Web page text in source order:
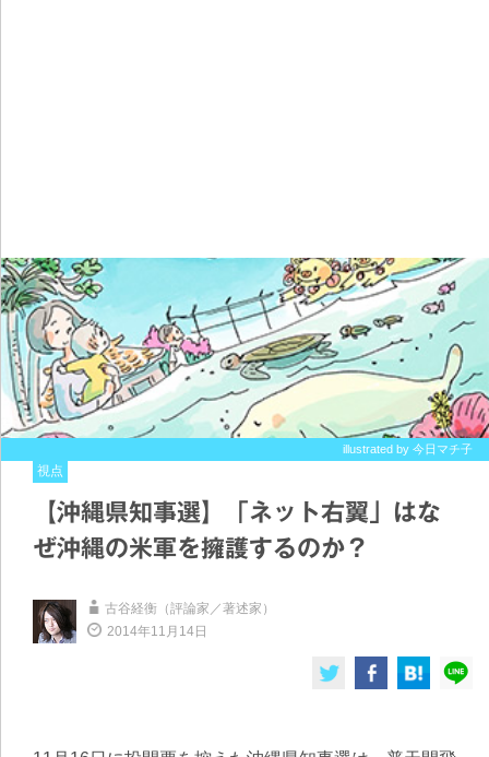
illustrated by 今日マチ子
視点
【沖縄県知事選】「ネット右翼」はな
ぜ沖縄の米軍を擁護するのか？
古谷経衡（評論家／著述家）
2014年11月14日